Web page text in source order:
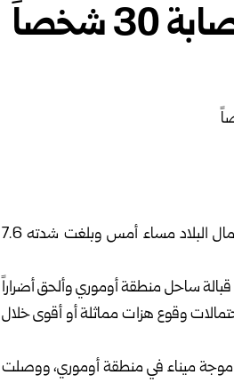
شخصاً
أعلنت السلطات اليابانية اليوم إصابة ثلاثين شخصاً جراء زلزال عنيف ضرب شمال البلاد مساء أمس وبلغت شدته 7.6
قبالة ساحل منطقة أوموري وألحق أضراراً
وقوع هزات مماثلة أو أقوى خلال
موجة ميناء في منطقة أوموري، ووصلت